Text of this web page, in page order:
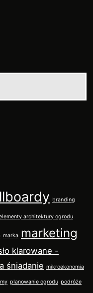
branding
architektury ogrodu
marka marketing
klarowane -
śniadanie mikroekonomia
planowanie ogrodu podróże